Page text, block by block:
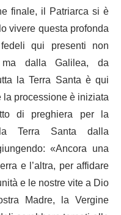
finale, il Patriarca si è
vivere questa profonda
qui presenti non
dalla Galilea, da
la Terra Santa è qui
processione è iniziata
di preghiera per la
Terra Santa dalla
«Ancora una
e l’altra, per affidare
e le nostre vite a Dio
Madre, la Vergine